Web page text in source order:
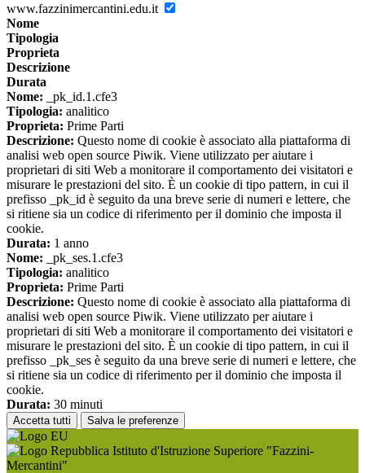
www.fazzinimercantini.edu.it
Nome
Tipologia
Proprieta
Descrizione
Durata
Nome: _pk_id.1.cfe3
Tipologia: analitico
Proprieta: Prime Parti
Descrizione: Questo nome di cookie è associato alla piattaforma di
analisi web open source Piwik. Viene utilizzato per aiutare i
proprietari di siti Web a monitorare il comportamento dei visitatori e
misurare le prestazioni del sito. È un cookie di tipo pattern, in cui il
prefisso _pk_id è seguito da una breve serie di numeri e lettere, che
si ritiene sia un codice di riferimento per il dominio che imposta il
cookie.
Durata: 1 anno
Nome: _pk_ses.1.cfe3
Tipologia: analitico
Proprieta: Prime Parti
Descrizione: Questo nome di cookie è associato alla piattaforma di
analisi web open source Piwik. Viene utilizzato per aiutare i
proprietari di siti Web a monitorare il comportamento dei visitatori e
misurare le prestazioni del sito. È un cookie di tipo pattern, in cui il
prefisso _pk_ses è seguito da una breve serie di numeri e lettere, che
si ritiene sia un codice di riferimento per il dominio che imposta il
cookie.
Durata: 30 minuti
Accetta tutti Salva le preferenze
Istituto d'Istruzione Superiore "Fazzini-
Mercantini"